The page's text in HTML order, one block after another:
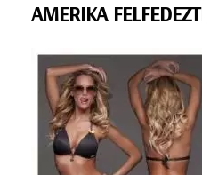
AMERIKA